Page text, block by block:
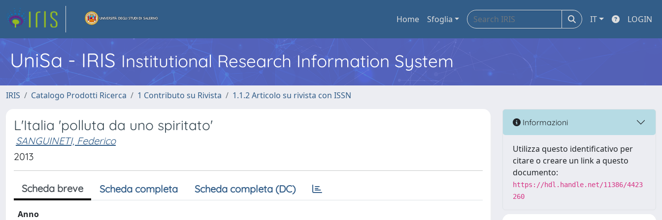
Home Sfoglia IT LOGIN
UniSa - IRIS Institutional Research Information System
IRIS Catalogo Prodotti Ricerca 1 Contributo su Rivista 1.1.2 Articolo su rivista con ISSN
L'Italia 'polluta da uno spiritato'
SANGUINETI, Federico
2013
Scheda breve Scheda completa Scheda completa (DC)
Anno
Informazioni
Utilizza questo identificativo per
citare o creare un link a questo
documento:
https://hdl.handle.net/11386/4423
260